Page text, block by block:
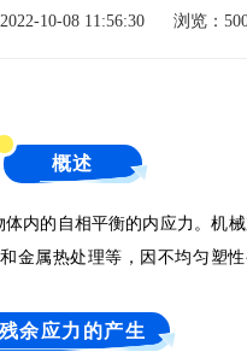
10-08 11:56:30 浏览：
概述
内的自相平衡的内应力。机
金属热处理等，因不均匀塑
残余应力的产生